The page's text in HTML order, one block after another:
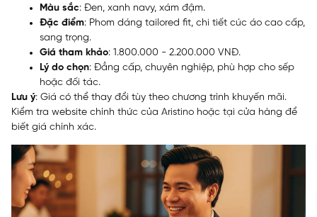
Màu sắc: Đen, xanh navy, xám đậm.
Đặc điểm: Phom dáng tailored fit, chi tiết cúc áo cao cấp,
sang trọng.
Giá tham khảo: 1.800.000 - 2.200.000 VNĐ.
Lý do chọn: Đẳng cấp, chuyên nghiệp, phù hợp cho sếp
hoặc đối tác.
Lưu ý: Giá có thể thay đổi tùy theo chương trình khuyến mãi.
Kiểm tra website chính thức của Aristino hoặc tại cửa hàng để
biết giá chính xác.